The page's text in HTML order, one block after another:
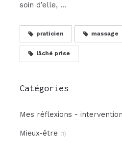
soin d’elle, ...
praticien massage
lâché prise
Catégories
Mes réflexions -
Mieux-être (1)